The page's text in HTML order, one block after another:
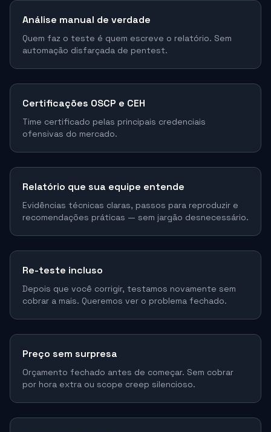
Análise manual de verdade
Quem faz o teste é quem escreve o relatório. Sem
automação disfarçada de pentest.
Certificações OSCP e CEH
Time certificado pelas principais credenciais
ofensivas do mercado.
Relatório que sua equipe entende
Evidências técnicas claras, passos para reproduzir e
recomendações práticas — sem jargão desnecessário.
Re-teste incluso
Depois que você corrigir, testamos novamente sem
cobrar a mais. Queremos ver o problema fechado.
Preço sem surpresa
Orçamento fechado antes de começar. Sem cobrar
por hora extra ou scope creep silencioso.